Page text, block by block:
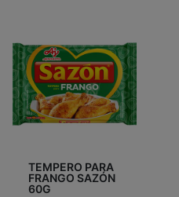
TEMPERO PARA
FRANGO SAZÓN
60G